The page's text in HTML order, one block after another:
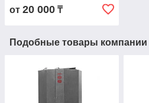
от 20 000 ₸
Подобные товары компании